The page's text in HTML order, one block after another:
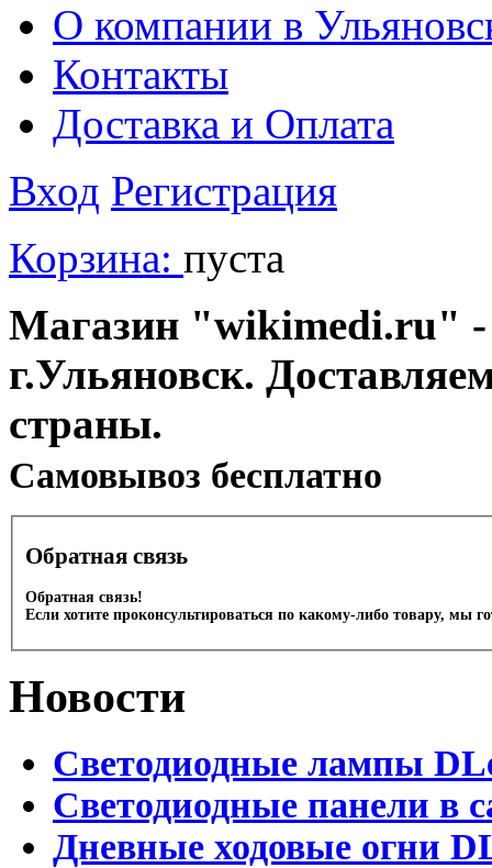
О компании в
Контакты
Доставка и Оплата
Вход Регистрация
Корзина: пуста
Магазин "wikimedi.ru" -
г.Ульяновск.
страны.
Cамовывоз бесплатно
Обратная связь
Обратная связь!
Если хотите проконсультироваться по какому-либо товару, мы
Новости
Светодиодные лампы
Светодиодные панели в
Дневные ходовые огни